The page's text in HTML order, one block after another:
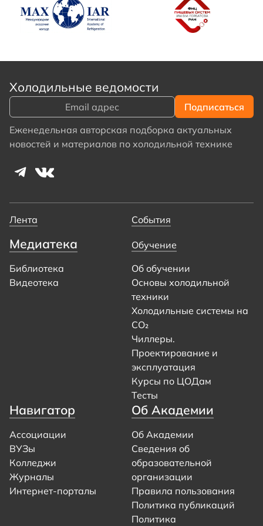
Холодильные ведомости
Еженедельная авторская подборка актуальных
новостей и материалов по холодильной технике
Лента События
Медиатека
Библиотека
Видеотека
Обучение
Об обучении
Основы холодильной
техники
Холодильные системы на
CO₂
Чиллеры.
Проектирование и
эксплуатация
Курсы по ЦОДам
Тесты
Навигатор
Ассоциации
ВУЗы
Колледжи
Журналы
Интернет-порталы
Об Академии
Об Академии
Сведения об
образовательной
организации
Правила пользования
Политика публикаций
Политика